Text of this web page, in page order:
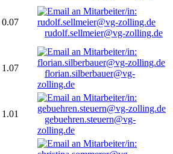
0.07
rudolf.sellmeier@vg-zolling.de
1.07
florian.silberbauer@vg-
zolling.de
1.01
gebuehren.steuern@vg-
zolling.de